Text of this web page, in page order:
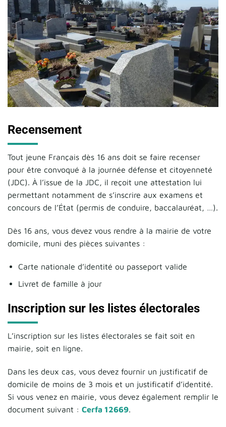
Recensement
Tout jeune Français dès 16 ans doit se faire recenser
pour être convoqué à la journée défense et citoyenneté
(JDC). À l’issue de la JDC, il reçoit une attestation lui
permettant notamment de s’inscrire aux examens et
concours de l’État (permis de conduire, baccalauréat, …).
Dès 16 ans, vous devez vous rendre à la mairie de votre
domicile, muni des pièces suivantes :
Carte nationale d’identité ou passeport valide
Livret de famille à jour
Inscription sur les listes électorales
L’inscription sur les listes électorales se fait soit en
mairie, soit en ligne.
Dans les deux cas, vous devez fournir un justificatif de
domicile de moins de 3 mois et un justificatif d’identité.
Si vous venez en mairie, vous devez également remplir le
document suivant : Cerfa 12669.